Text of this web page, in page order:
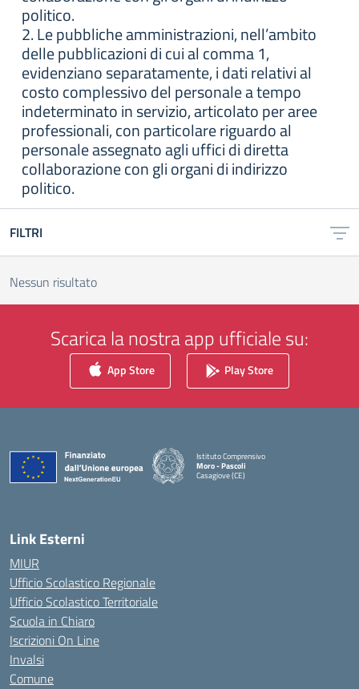
politico.
2. Le pubbliche amministrazioni, nell’ambito
delle pubblicazioni di cui al comma 1,
evidenziano separatamente, i dati relativi al
costo complessivo del personale a tempo
indeterminato in servizio, articolato per aree
professionali, con particolare riguardo al
personale assegnato agli uffici di diretta
collaborazione con gli organi di indirizzo
politico.
FILTRI
Nessun risultato
Scarica la nostra app ufficiale su:
App Store Play Store
Istituto Comprensivo
Moro - Pascoli
Casagiove (CE)
— Visita la pagina iniziale della scuola
Link Esterni
MIUR
Ufficio Scolastico Regionale
Ufficio Scolastico Territoriale
Scuola in Chiaro
Iscrizioni On Line
Invalsi
Comune